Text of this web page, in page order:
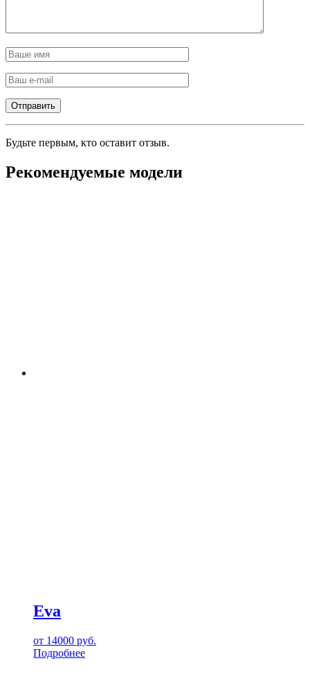
Будьте первым, кто оставит отзыв.
Рекомендуемые модели
Eva
от 14000 руб.
Подробнее